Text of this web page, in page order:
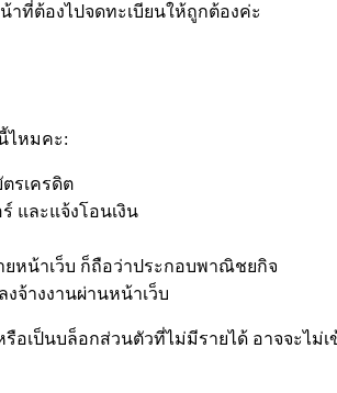
าที่ต้องไปจดทะเบียนให้ถูกต้องค่ะ
ไหมคะ:
รเครดิต
ร์ และแจ้งโอนเงิน
ยหน้าเว็บ ก็ถือว่าประกอบพาณิชยกิจ
จ้างงานผ่านหน้าเว็บ
เป็นบล็อกส่วนตัวที่ไม่มีรายได้ อาจจะไ